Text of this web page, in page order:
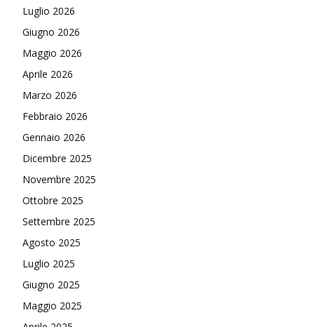
Luglio 2026
Giugno 2026
Maggio 2026
Aprile 2026
Marzo 2026
Febbraio 2026
Gennaio 2026
Dicembre 2025
Novembre 2025
Ottobre 2025
Settembre 2025
Agosto 2025
Luglio 2025
Giugno 2025
Maggio 2025